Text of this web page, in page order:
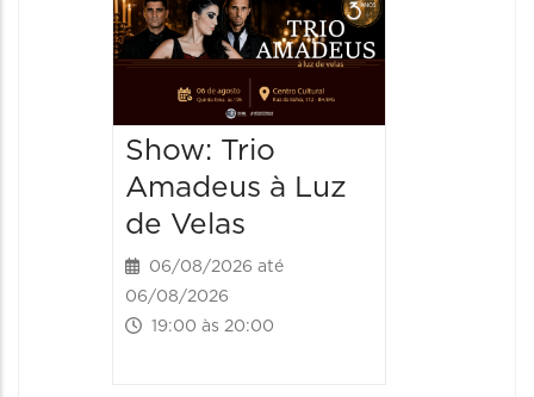
Show: Trio
Amadeus à Luz
de Velas
06/08/2026 até
06/08/2026
19:00 às 20:00